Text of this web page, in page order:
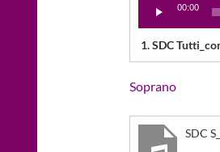
audio
00:00
1.SDC
Soprano
SDC